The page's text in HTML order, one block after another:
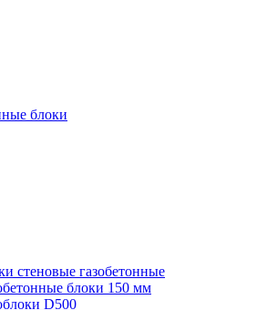
блоки
стеновые газобетонные
блоки 150 мм
D500